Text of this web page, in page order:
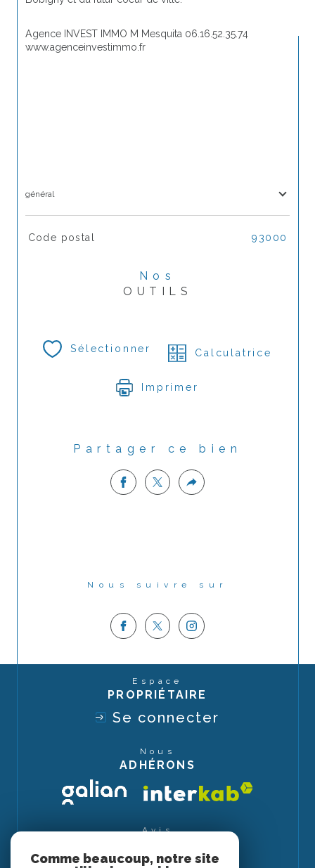
Agence INVEST IMMO M Mesquita 06.16.52.35.74
www.agenceinvestimmo.fr
général
TRAD_SIROCCO_Caracteristique
Code postal 93000
Nos
OUTILS
Sélectionner Calculatrice
Imprimer
Partager ce bien
Nous suivre sur
Espace
PROPRIÉTAIRE
Se connecter
Nous
ADHÉRONS
Avis
Comme beaucoup, notre site